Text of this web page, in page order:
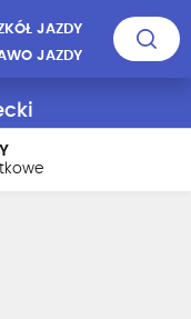
JAZDY
JAZDY